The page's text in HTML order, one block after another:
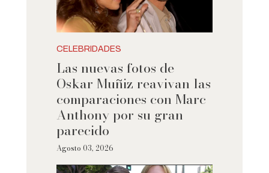
CELEBRIDADES
Las nuevas fotos de
Oskar Muñiz reavivan las
comparaciones con Marc
Anthony por su gran
parecido
Agosto 03, 2026